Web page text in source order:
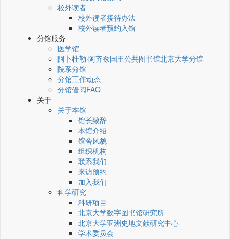
校外读者
校外读者接待办法
校外读者预约入馆
分馆服务
医学馆
阿卜杜勒·阿齐兹国王公共图书馆北京大学分馆
院系分馆
分馆工作动态
分馆借阅FAQ
关于
关于本馆
馆长致辞
本馆介绍
馆舍风貌
组织机构
联系我们
来访预约
加入我们
科学研究
科研项目
北京大学数字图书馆研究所
北京大学亚洲史地文献研究中心
学术委员会